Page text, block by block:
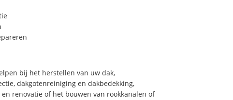
bij het herstellen van uw dak,
dakgotenreiniging en dakbedekking,
renovatie of het bouwen van rookkanalen of